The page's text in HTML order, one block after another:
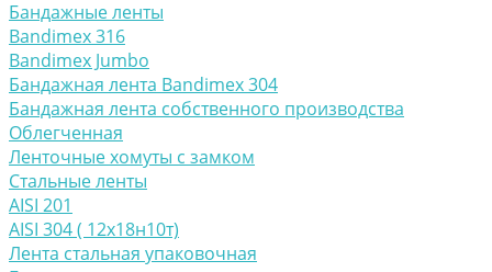
Бандажные ленты
Bandimex 316
Bandimex Jumbo
Бандажная лента Bandimex 304
Бандажная лента собственного производства
Облегченная
Ленточные хомуты с замком
Стальные ленты
AISI 201
AISI 304 ( 12х18н10т)
Лента стальная упаковочная